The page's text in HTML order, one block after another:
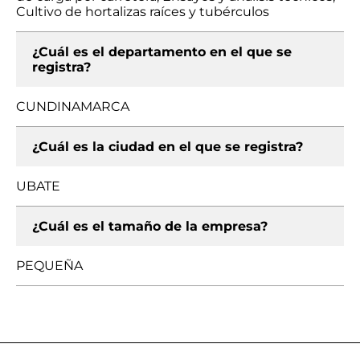
Cultivo de hortalizas raíces y tubérculos
¿Cuál es el departamento en el que se
registra?
CUNDINAMARCA
¿Cuál es la ciudad en el que se registra?
UBATE
¿Cuál es el tamaño de la empresa?
PEQUEÑA